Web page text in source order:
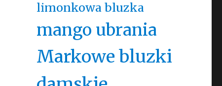
limonkowa bluzka
mango ubrania
Markowe bluzki